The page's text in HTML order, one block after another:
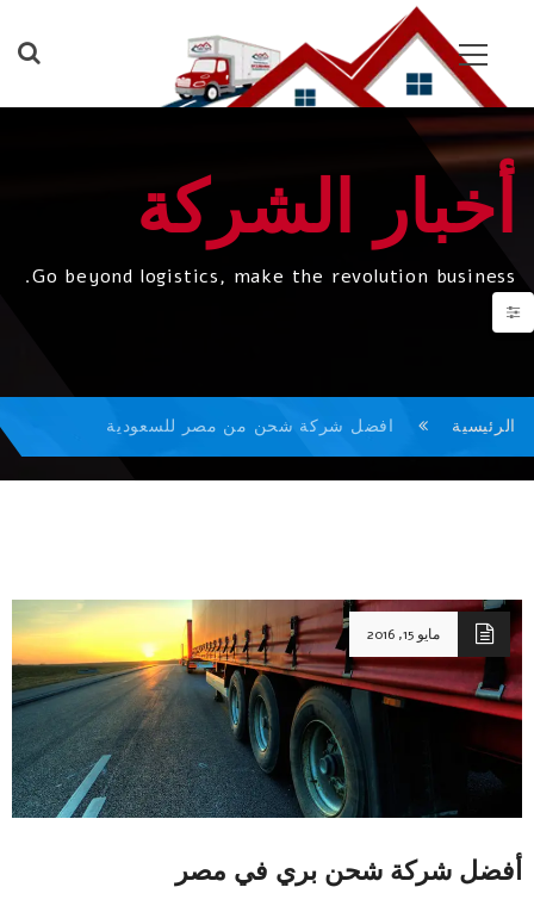
أخبار الشركة
Go beyond logistics, make the revolution business.
الرئيسية افضل شركة شحن من مصر للسعودية
مايو 15, 2016
أفضل شركة شحن بري في مصر